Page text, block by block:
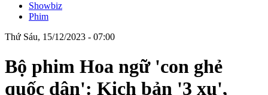
Showbiz
Phim
Thứ Sáu, 15/12/2023 - 07:00
Bộ phim Hoa ngữ 'con ghẻ
quốc dân': Kịch bản '3 xu',